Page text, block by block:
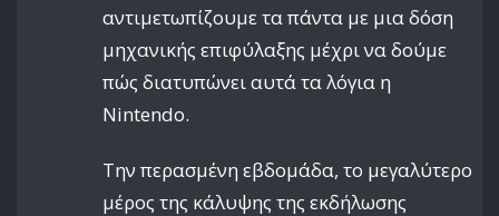
αντιμετωπίζουμε τα πάντα με μια δόση
μηχανικής επιφύλαξης μέχρι να δούμε
πώς διατυπώνει αυτά τα λόγια η
Nintendo.
Την περασμένη εβδομάδα, το μεγαλύτερο
μέρος της κάλυψης της εκδήλωσης